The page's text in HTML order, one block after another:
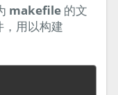
makefile 的文
，用以构建